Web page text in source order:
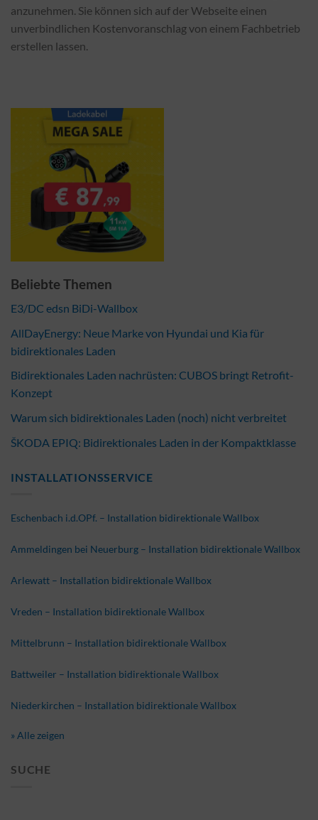
anzunehmen. Sie können sich auf der Webseite einen
unverbindlichen Kostenvoranschlag von einem Fachbetrieb
erstellen lassen.
Beliebte Themen
E3/DC edsn BiDi-Wallbox
AllDayEnergy: Neue Marke von Hyundai und Kia für
bidirektionales Laden
Bidirektionales Laden nachrüsten: CUBOS bringt Retrofit-
Konzept
Warum sich bidirektionales Laden (noch) nicht verbreitet
ŠKODA EPIQ: Bidirektionales Laden in der Kompaktklasse
INSTALLATIONSSERVICE
Eschenbach i.d.OPf. – Installation bidirektionale Wallbox
Ammeldingen bei Neuerburg – Installation bidirektionale Wallbox
Arlewatt – Installation bidirektionale Wallbox
Vreden – Installation bidirektionale Wallbox
Mittelbrunn – Installation bidirektionale Wallbox
Battweiler – Installation bidirektionale Wallbox
Niederkirchen – Installation bidirektionale Wallbox
» Alle zeigen
SUCHE